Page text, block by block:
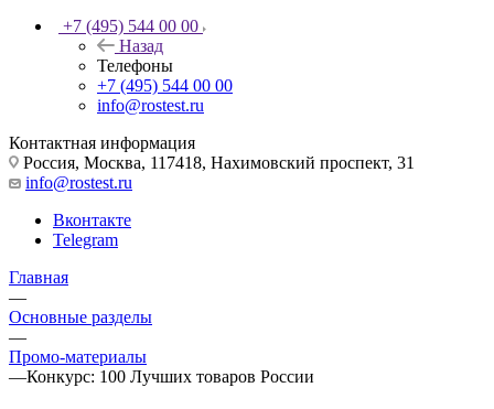
+7 (495) 544 00 00
Назад
Телефоны
+7 (495) 544 00 00
info@rostest.ru
Контактная информация
Россия, Москва, 117418, Нахимовский проспект, 31
info@rostest.ru
Вконтакте
Telegram
Главная
—
Основные разделы
—
Промо-материалы
—Конкурс: 100 Лучших товаров России